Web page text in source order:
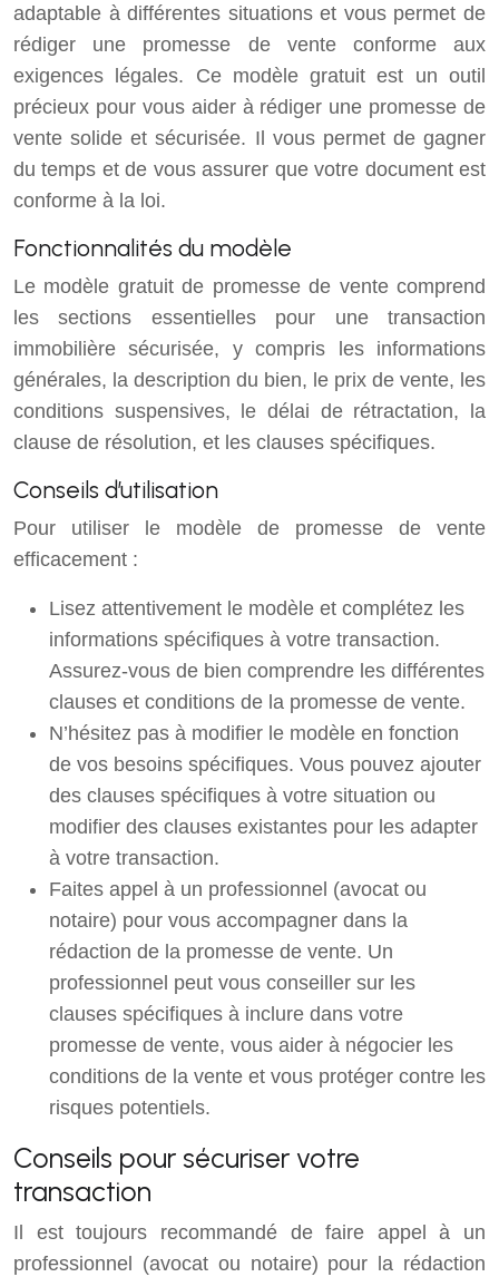
adaptable à différentes situations et vous permet de
rédiger une promesse de vente conforme aux
exigences légales. Ce modèle gratuit est un outil
précieux pour vous aider à rédiger une promesse de
vente solide et sécurisée. Il vous permet de gagner
du temps et de vous assurer que votre document est
conforme à la loi.
Fonctionnalités du modèle
Le modèle gratuit de promesse de vente comprend
les sections essentielles pour une transaction
immobilière sécurisée, y compris les informations
générales, la description du bien, le prix de vente, les
conditions suspensives, le délai de rétractation, la
clause de résolution, et les clauses spécifiques.
Conseils d’utilisation
Pour utiliser le modèle de promesse de vente
efficacement :
Lisez attentivement le modèle et complétez les
informations spécifiques à votre transaction.
Assurez-vous de bien comprendre les différentes
clauses et conditions de la promesse de vente.
N’hésitez pas à modifier le modèle en fonction
de vos besoins spécifiques. Vous pouvez ajouter
des clauses spécifiques à votre situation ou
modifier des clauses existantes pour les adapter
à votre transaction.
Faites appel à un professionnel (avocat ou
notaire) pour vous accompagner dans la
rédaction de la promesse de vente. Un
professionnel peut vous conseiller sur les
clauses spécifiques à inclure dans votre
promesse de vente, vous aider à négocier les
conditions de la vente et vous protéger contre les
risques potentiels.
Conseils pour sécuriser votre
transaction
Il est toujours recommandé de faire appel à un
professionnel (avocat ou notaire) pour la rédaction